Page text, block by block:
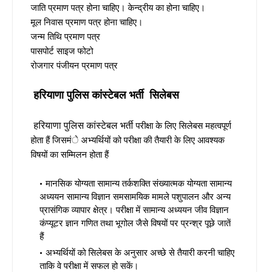
जाति प्रमाण पत्र होना चाहिए। केन्द्रीय का होना चाहिए।
मूल निवास प्रमाण पत्र होना चाहिए।
जन्म तिथि प्रमाण पत्र
पासपोर्ट साइज फोटो
रोजगार पंजीयन प्रमाण पत्र
हरियाणा पुलिस कांस्टेबल भर्ती सिलेबस
हरियाणा पुलिस कांस्टेबल भर्ती परीक्षा के लिए सिलेबस महत्वपूर्ण
होता हैं जिसमंे अभ्यर्थियों को परीक्षा की तैयारी के लिए आवश्यक
विषयों का सम्मिलन होता हैं
मानसिक योग्यता सामान्य तर्कशक्ति संख्यात्मक योग्यता सामान्य
अध्ययन सामान्य विज्ञान समसामयिक मामले पशुपालन और अन्य
प्रासंगिक व्यापार क्षेत्र। परीक्षा में सामान्य अध्ययन जीव विज्ञान
कंप्यूटर ज्ञान गणित तथा भूगोल जैसे विषयों पर प्रन्श्र पूछे जातें
हैं
अभ्यर्थियों को सिलेबस के अनुसार अच्छे से तैयारी करनी चाहिए
ताकि वे परीक्षा में सफल हो सकें।